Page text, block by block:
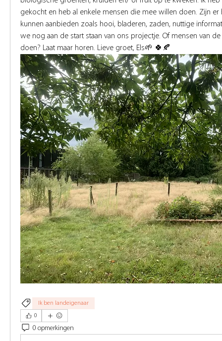
gekocht en heb al enkele mensen die mee willen doen. Zijn
kunnen aanbieden zoals hooi, bladeren, zaden, nuttige
we nog aan de start staan van ons projectje. Of mensen van
doen? Laat maar horen. Lieve groet, Els🌱 🍀🍂
Ik ben landeigenaar
0
0 opmerkingen